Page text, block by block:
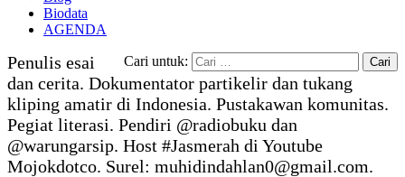
Biodata
AGENDA
Cari untuk:
Penulis esai
dan cerita. Dokumentator partikelir dan tukang
kliping amatir di Indonesia. Pustakawan komunitas.
Pegiat literasi. Pendiri @radiobuku dan
@warungarsip. Host #Jasmerah di Youtube
Mojokdotco. Surel: muhidindahlan0@gmail.com.